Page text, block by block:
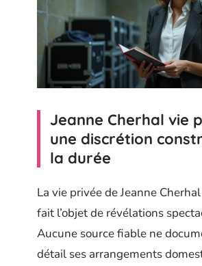
Jeanne Cherhal vie
une discrétion
la durée
La vie privée de Jeanne
fait l’objet de révélations
Aucune source fiable ne
détail ses arrangements